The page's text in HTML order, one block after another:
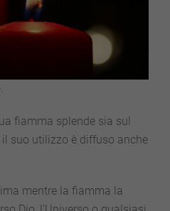
fiamma splende sia sul
suo utilizzo è diffuso anche
mentre la fiamma la